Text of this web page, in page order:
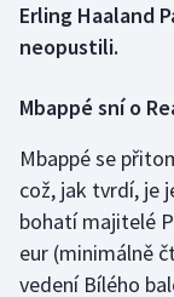
Florbal
Futsal
Golf
Gymnastika
Házená
Erling Haaland
neopustili.
Mbappé sní o
Mbappé se
což, jak tvrdí, je
bohatí majitelé
eur (minimálně
vedení Bílého